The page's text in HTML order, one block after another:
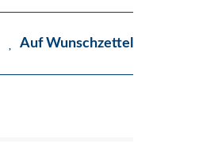
Auf Wunschzettel